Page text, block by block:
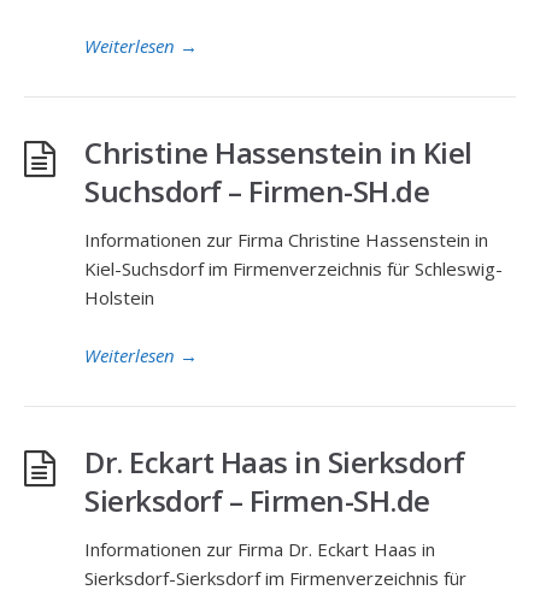
Weiterlesen →
Christine Hassenstein in Kiel
Suchsdorf – Firmen-SH.de
Informationen zur Firma Christine Hassenstein in
Kiel-Suchsdorf im Firmenverzeichnis für Schleswig-
Holstein
Weiterlesen →
Dr. Eckart Haas in Sierksdorf
Sierksdorf – Firmen-SH.de
Informationen zur Firma Dr. Eckart Haas in
Sierksdorf-Sierksdorf im Firmenverzeichnis für